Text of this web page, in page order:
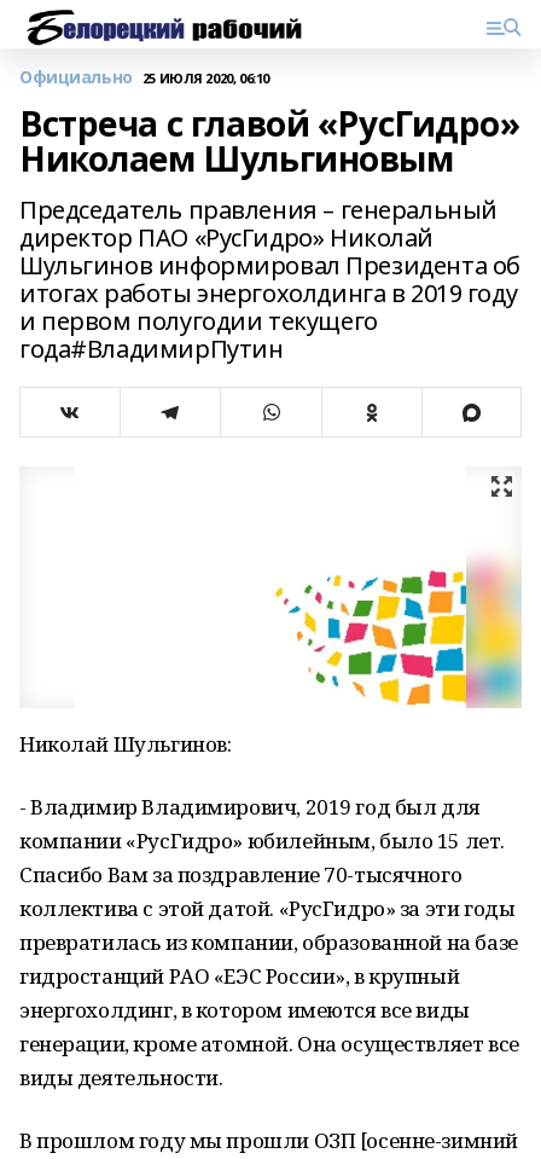
Официально 25 ИЮЛЯ 2020, 06:10
Встреча с главой «РусГидро»
Николаем Шульгиновым
Председатель правления – генеральный
директор ПАО «РусГидро» Николай
Шульгинов информировал Президента об
итогах работы энергохолдинга в 2019 году
и первом полугодии текущего
года#ВладимирПутин
Николай Шульгинов:
- Владимир Владимирович, 2019 год был для
компании «РусГидро» юбилейным, было 15 лет.
Спасибо Вам за поздравление 70-тысячного
коллектива с этой датой. «РусГидро» за эти годы
превратилась из компании, образованной на базе
гидростанций РАО «ЕЭС России», в крупный
энергохолдинг, в котором имеются все виды
генерации, кроме атомной. Она осуществляет все
виды деятельности.
В прошлом году мы прошли ОЗП [осенне-зимний